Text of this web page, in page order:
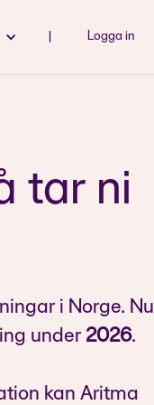
Logga in
tar ni
i Norge. Nu
under 2026.
kan Aritma